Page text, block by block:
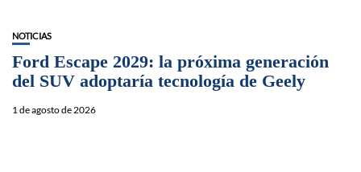
NOTICIAS
Ford Escape 2029: la próxima generación
del SUV adoptaría tecnología de Geely
1 de agosto de 2026